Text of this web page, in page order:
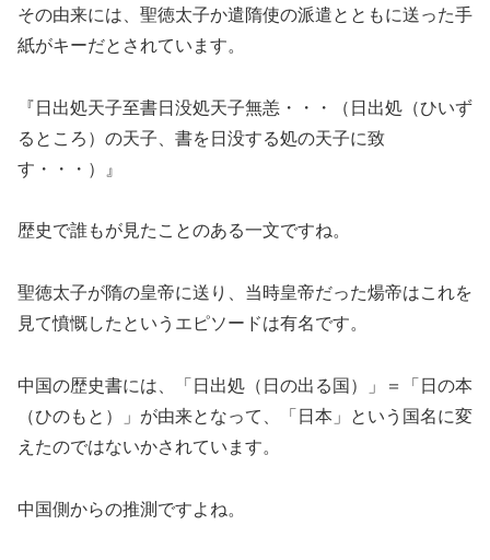
その由来には、聖徳太子か遣隋使の派遣とともに送った手
紙がキーだとされています。
『日出処天子至書日没処天子無恙・・・（日出処（ひいず
るところ）の天子、書を日没する処の天子に致
す・・・）』
歴史で誰もが見たことのある一文ですね。
聖徳太子が隋の皇帝に送り、当時皇帝だった煬帝はこれを
見て憤慨したというエピソードは有名です。
中国の歴史書には、「日出処（日の出る国）」＝「日の本
（ひのもと）」が由来となって、「日本」という国名に変
えたのではないかされています。
中国側からの推測ですよね。